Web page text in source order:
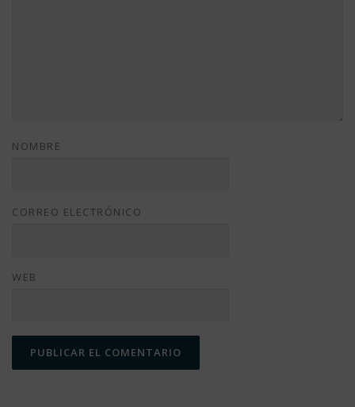
NOMBRE
CORREO ELECTRÓNICO
WEB